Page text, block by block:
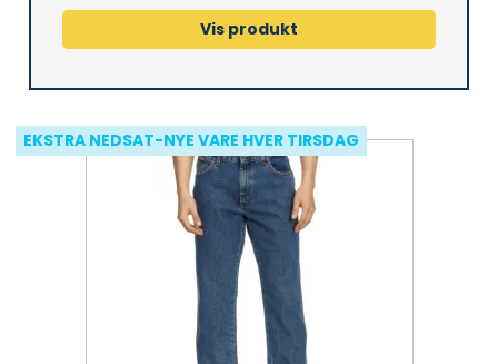
Vis produkt
EKSTRA NEDSAT-NYE VARE HVER TIRSDAG